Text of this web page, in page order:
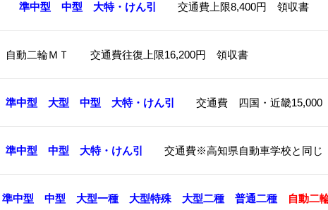
準中型 中型 大特・けん引 交通費上限8,400円 領収書
自動二輪ＭＴ 交通費往復上限16,200円 領収書
準中型 大型 中型 大特・けん引 交通費 四国・近畿15,000
準中型 中型 大特・けん引 交通費※高知県自動車学校と同じ
準中型 中型 大型一種 大型特殊 大型二種 普通二種 自動二